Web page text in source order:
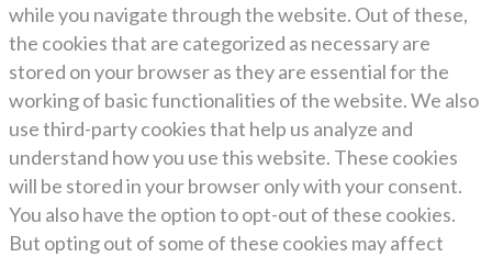
while you navigate through the website. Out of these,
the cookies that are categorized as necessary are
stored on your browser as they are essential for the
working of basic functionalities of the website. We also
use third-party cookies that help us analyze and
understand how you use this website. These cookies
will be stored in your browser only with your consent.
You also have the option to opt-out of these cookies.
But opting out of some of these cookies may affect